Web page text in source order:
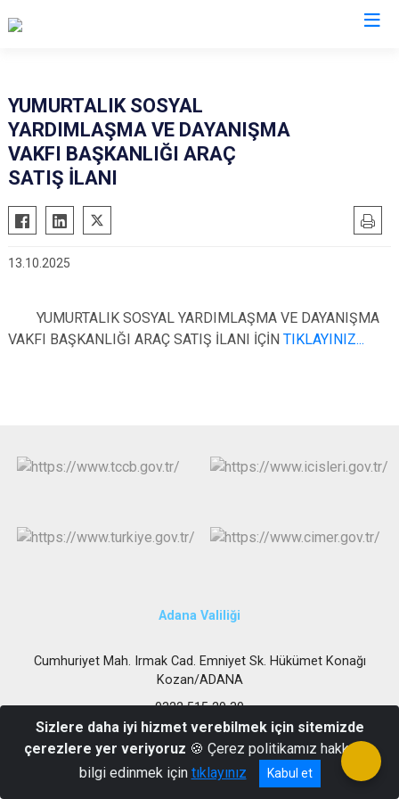
Aladağ
Ceyhan
İmamoğlu
Pozantı
Saimbeyli
Seyhan
YUMURTALIK SOSYAL
YARDIMLAŞMA VE DAYANIŞMA
VAKFI BAŞKANLIĞI ARAÇ
SATIŞ İLANI
13.10.2025
YUMURTALIK SOSYAL YARDIMLAŞMA VE DAYANIŞMA
VAKFI BAŞKANLIĞI ARAÇ SATIŞ İLANI İÇİN TIKLAYINIZ...
Adana Valiliği
Cumhuriyet Mah. Irmak Cad. Emniyet Sk. Hükümet Konağı
Kozan/ADANA
0322 515 29 30
Sizlere daha iyi hizmet verebilmek için sitemizde
çerezlere yer veriyoruz 🍪 Çerez politikamız hakkında
bilgi edinmek için tıklayınız Kabul et